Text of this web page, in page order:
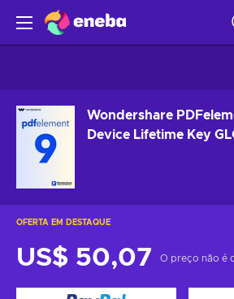
Wondershare
Device Lifetime Key
OFERTA EM DESTAQUE
US$ 50,07 O preço não é